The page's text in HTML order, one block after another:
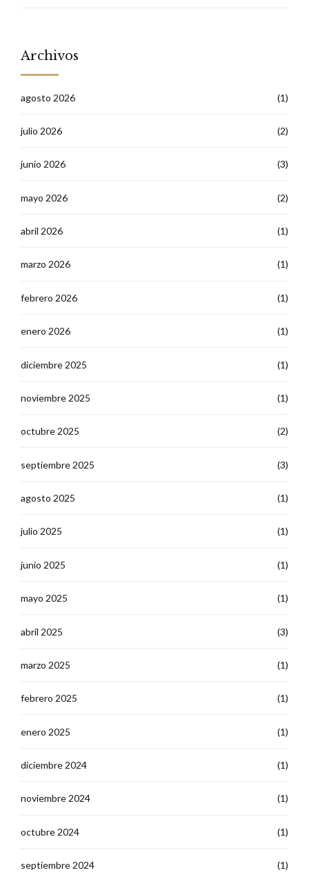
Archivos
agosto 2026 (1)
julio 2026 (2)
junio 2026 (3)
mayo 2026 (2)
abril 2026 (1)
marzo 2026 (1)
febrero 2026 (1)
enero 2026 (1)
diciembre 2025 (1)
noviembre 2025 (1)
octubre 2025 (2)
septiembre 2025 (3)
agosto 2025 (1)
julio 2025 (1)
junio 2025 (1)
mayo 2025 (1)
abril 2025 (3)
marzo 2025 (1)
febrero 2025 (1)
enero 2025 (1)
diciembre 2024 (1)
noviembre 2024 (1)
octubre 2024 (1)
septiembre 2024 (1)